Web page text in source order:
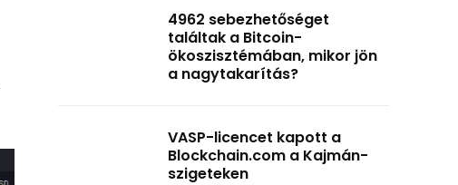
4962 sebezhetőséget
találtak a Bitcoin-
ökoszisztémában, mikor jön
a nagytakarítás?
VASP-licencet kapott a
Blockchain.com a Kajmán-
szigeteken